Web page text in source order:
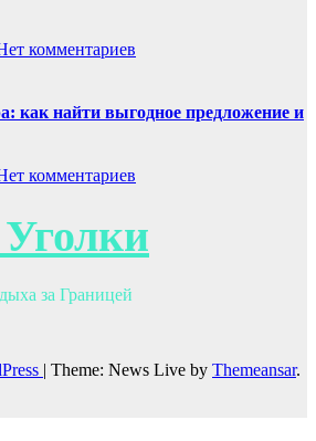
комментариев
как найти выгодное предложение и
комментариев
за Границей
| Theme: News Live by Themeansar.